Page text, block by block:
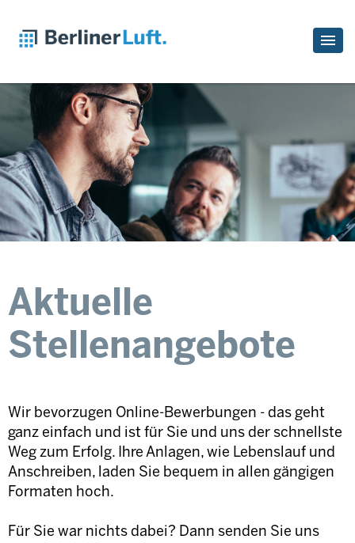
Aktuelle
Stellenangebote
Wir bevorzugen Online-Bewerbungen - das geht
ganz einfach und ist für Sie und uns der schnellste
Weg zum Erfolg. Ihre Anlagen, wie Lebenslauf und
Anschreiben, laden Sie bequem in allen gängigen
Formaten hoch.
Für Sie war nichts dabei? Dann senden Sie uns